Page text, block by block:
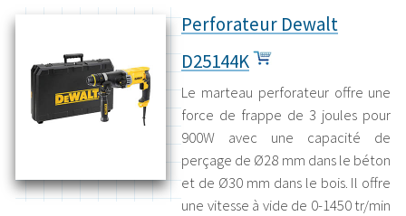
Perforateur Dewalt
D25144K
Le marteau perforateur offre une
force de frappe de 3 joules pour
900W avec une capacité de
perçage de Ø28 mm dans le béton
et de Ø30 mm dans le bois. Il offre
une vitesse à vide de 0-1450 tr/min